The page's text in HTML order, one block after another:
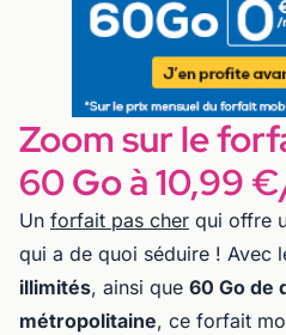
Zoom sur le
60 Go à 10,99
Un forfait pas cher qui offre
qui a de quoi séduire ! Avec
illimités, ainsi que 60 Go de
métropolitaine, ce forfait